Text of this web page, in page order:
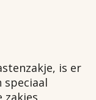
is er
speciaal
zakjes